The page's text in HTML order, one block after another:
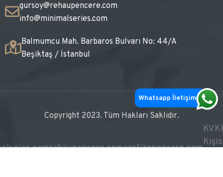
gursoy@rehaupencere.com
info@minimalseries.com
Balmumcu Mah. Barbaros Bulvarı No: 44/A
Beşiktaş / İstanbul
Copyright 2023. Tüm Hakları Saklıdır.
rehaupencere.comcortizopencere.com
Whatsapp İletişim